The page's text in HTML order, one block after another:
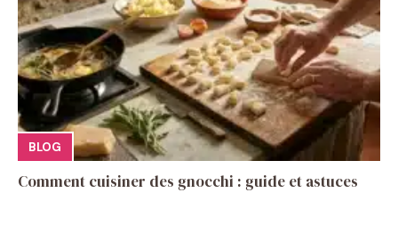
BLOG
Comment cuisiner des gnocchi : guide et astuces